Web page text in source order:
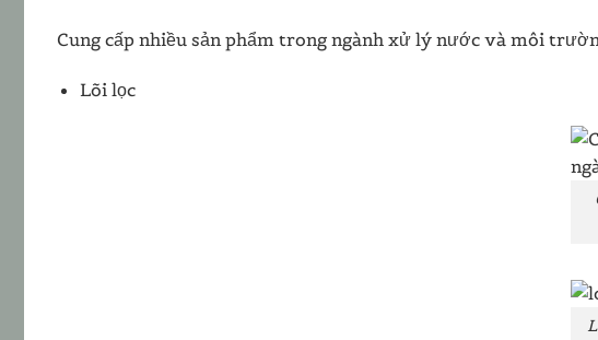
Cung cấp nhiều sản phẩm trong ngành xử lý nước và môi
Lõi lọc